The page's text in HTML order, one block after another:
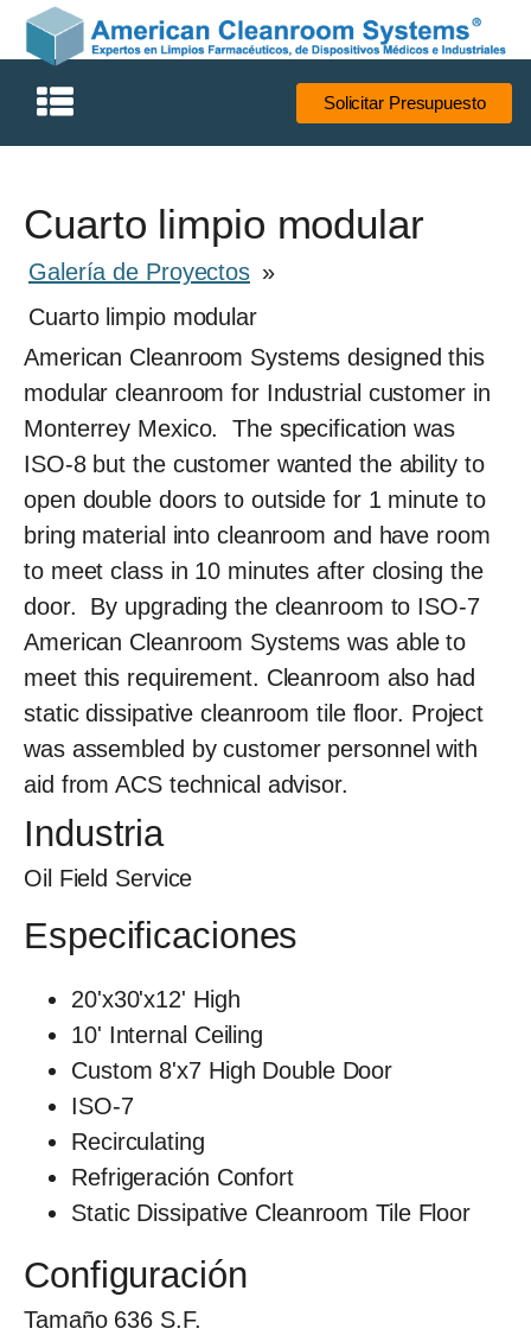
Solicitar Presupuesto
Cuarto limpio modular
Galería de Proyectos »
Cuarto limpio modular
American Cleanroom Systems designed this
modular cleanroom for Industrial customer in
Monterrey Mexico. The specification was
ISO-8 but the customer wanted the ability to
open double doors to outside for 1 minute to
bring material into cleanroom and have room
to meet class in 10 minutes after closing the
door. By upgrading the cleanroom to ISO-7
American Cleanroom Systems was able to
meet this requirement. Cleanroom also had
static dissipative cleanroom tile floor. Project
was assembled by customer personnel with
aid from ACS technical advisor.
Industria
Oil Field Service
Especificaciones
20'x30'x12' High
10' Internal Ceiling
Custom 8'x7 High Double Door
ISO-7
Recirculating
Refrigeración Confort
Static Dissipative Cleanroom Tile Floor
Configuración
Tamaño 636 S.F.